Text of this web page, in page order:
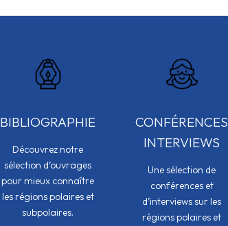
BIBLIOGRAPHIE
Découvrez notre
sélection d’ouvrages
pour mieux connaître
les régions polaires et
subpolaires.
CONFÉRENCES
INTERVIEWS
Une sélection de
conférences et
d’interviews sur les
régions polaires et